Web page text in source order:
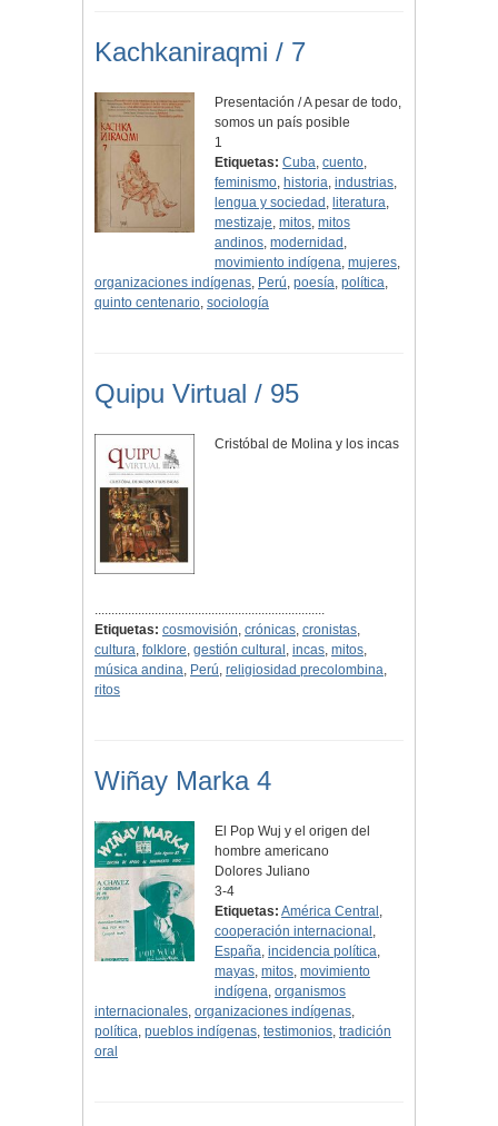
Kachkaniraqmi / 7
Presentación / A pesar de todo,
somos un país posible
1
Etiquetas: Cuba,cuento,
feminismo, historia,industrias,
lengua y sociedad , literatura,
mestizaje,mitos,mitos
andinos,modernidad ,
movimiento indígena,mujeres,
organizaciones indígenas, Perú, poesía, política,
quinto centenario, sociología
Quipu Virtual / 95
Cristóbal de Molina y los incas
.....................................................................
Etiquetas: cosmovisión, crónicas, cronistas,
cultura, folklore, gestión cultural , incas, mitos,
música andina, Perú, religiosidad precolombina,
ritos
Wiñay Marka 4
El Pop Wuj y el origen del
hombre americano
Dolores Juliano
3-4
Etiquetas: América Central ,
cooperación internacional ,
España,incidencia política,
mayas,mitos,movimiento
indígena,organismos
internacionales, organizaciones indígenas,
política, pueblos indígenas, testimonios, tradición
oral